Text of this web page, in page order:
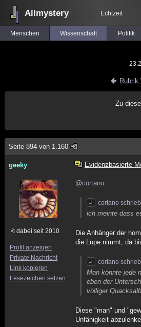
Allmystery Echtzeit
Menschen Wissenschaft Politik
Zu
Seite 894 von 1.160
geeky
dabei seit 2010
Profil anzeigen
Private Nachricht
Link kopieren
Lesezeichen setzen
Evidenzbasierte
@cortano
cortano
ich meinte dass
Die Anhänger der
die Lupe nimmt, da
cortano
Man könnte jede
eben der
völliger
Diese "man" und
Unfähigkeit